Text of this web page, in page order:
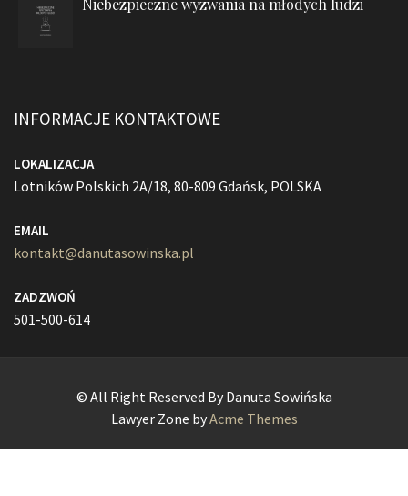
Niebezpieczne wyzwania na młodych ludzi
INFORMACJE KONTAKTOWE
LOKALIZACJA
Lotników Polskich 2A/18, 80-809 Gdańsk, POLSKA
EMAIL
kontakt@danutasowinska.pl
ZADZWOŃ
501-500-614
© All Right Reserved By Danuta Sowińska
Lawyer Zone byAcme Themes